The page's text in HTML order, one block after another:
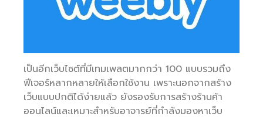
เป็นอีกเว็บไซต์ที่มีเทมเพลตมากกว่า 100 แบบรวมถึง
ฟีเจอร์หลากหลายให้เลือกใช้งาน เพราะนอกจากสร้าง
เว็บแบบปกติได้ง่ายแล้ว ยังรองรับการสร้างร้านค้า
ออนไลน์และเหมาะสำหรับอาจารย์ที่กำลังมองหาเว็บ